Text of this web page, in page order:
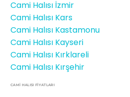
Cami Halısı İzmir
Cami Halısı Kars
Cami Halısı Kastamonu
Cami Halısı Kayseri
Cami Halısı Kırklareli
Cami Halısı Kırşehir
CAMİ HALISI FIYATLARI